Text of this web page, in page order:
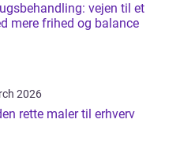
vejen til et
mere frihed og balance
2026
rette maler til erhverv